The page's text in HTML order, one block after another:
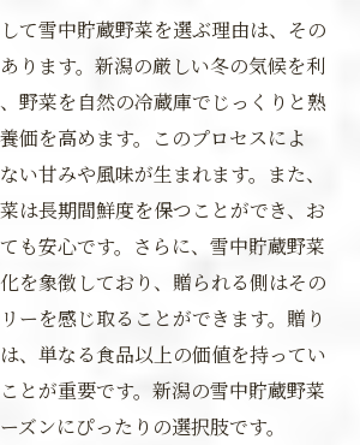
て雪中貯蔵野菜を選ぶ理由は、その
ります。新潟の厳しい冬の気候を利
野菜を自然の冷蔵庫でじっくりと熟
価を高めます。このプロセスによ
い甘みや風味が生まれます。また、
は長期間鮮度を保つことができ、お
も安心です。さらに、雪中貯蔵野菜
を象徴しており、贈られる側はその
ーを感じ取ることができます。贈り
、単なる食品以上の価値を持ってい
とが重要です。新潟の雪中貯蔵野菜
ズンにぴったりの選択肢です。